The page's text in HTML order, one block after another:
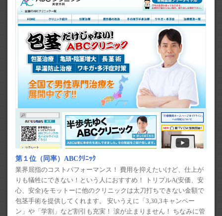
第１位（同率）ABCｸﾘﾆｯｸ
業界屈指のコストパフォーマンス！ 費用を抑えたいけど、仕上が
りも犠牲にできない！という人におすすめ！ トリプルA(安価、安
心、安全)をモットーに他のクリニックは太刀打ちできない金額で
包茎手術を提供してくれます。 安いうえに「3,30,3キャンペー
ン」や「学割」など割引も充実！ 涙が止まりません！ ちなみに管